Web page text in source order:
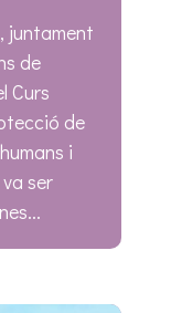
juntament
de
Curs
de
i
ser